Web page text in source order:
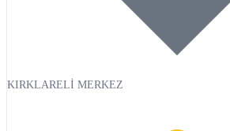
KIRKLARELİ MERKEZ